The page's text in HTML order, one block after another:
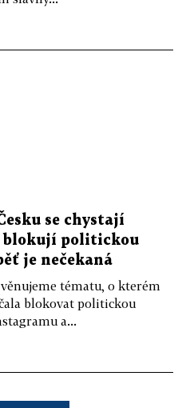
se chystají
blokují politickou
je nečekaná
tématu, o kterém
blokovat politickou
a...